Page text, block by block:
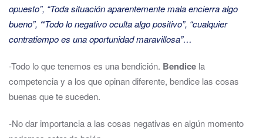
opuesto”, “Toda situación aparentemente mala encierra algo
bueno”, “Todo lo negativo oculta algo positivo”, “cualquier
contratiempo es una oportunidad maravillosa”…
-Todo lo que tenemos es una bendición. Bendice la
competencia y a los que opinan diferente, bendice las cosas
buenas que te suceden.
-No dar importancia a las cosas negativas en algún momento